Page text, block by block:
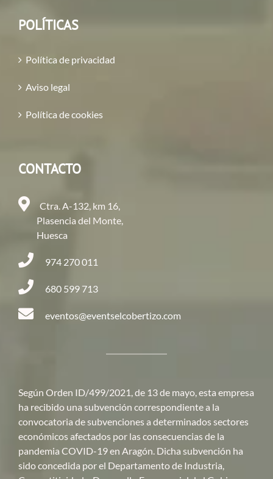
POLÍTICAS
Política de privacidad
Aviso legal
Política de cookies
CONTACTO
Ctra. A-132, km 16,
Plasencia del Monte,
Huesca
974 270 011
680 599 713
eventos@eventselcobertizo.com
Según Orden ID/499/2021, de 13 de mayo, esta empresa
ha recibido una subvención correspondiente a la
convocatoria de subvenciones a determinados sectores
económicos afectados por las consecuencias de la
pandemia COVID-19 en Aragón. Dicha subvención ha
sido concedida por el Departamento de Industria,